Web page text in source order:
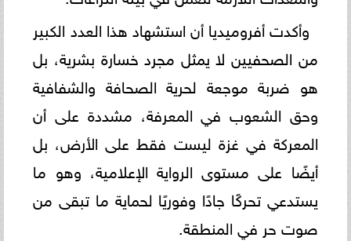
وأكدت أفروميديا أن استشهاد هذا العدد الكبير
من الصحفيين لا يمثل مجرد خسارة بشرية، بل
هو ضربة موجعة لحرية الصحافة والشفافية
وحق الشعوب في المعرفة، مشددة على أن
المعركة في غزة ليست فقط على الأرض، بل
أيضًا على مستوى الرواية الإعلامية، وهو ما
يستدعي تحركًا جادًا وفوريًا لحماية ما تبقى من
صوت حر في المنطقة.